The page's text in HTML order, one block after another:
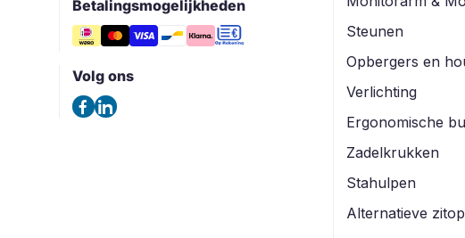
Betalingsmogelijkheden
Volg ons
Steunen
Opbergers en
Verlichting
Ergonomische
Zadelkrukken
Stahulpen
Alternatieve